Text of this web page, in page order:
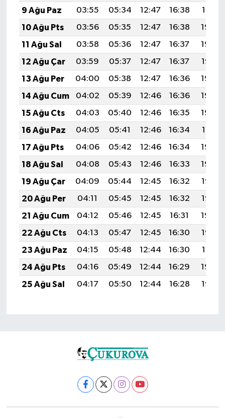
9 Ağu Paz
03:55 05:34 12:47 16:38
19:51
10 Ağu Pts
03:56 05:35 12:47 16:38
19:49
11 Ağu Sal
03:58 05:36 12:47 16:37
19:48
12 Ağu Çar
03:59 05:37 12:47 16:37
19:47
13 Ağu Per
04:00 05:38 12:47 16:36
19:46
14 Ağu Cum
04:02 05:39 12:46 16:36
19:44
15 Ağu Cts
04:03 05:40 12:46 16:35
19:43
16 Ağu Paz
04:05 05:41 12:46 16:34
19:41
17 Ağu Pts
04:06 05:42 12:46 16:34
19:40
18 Ağu Sal
04:08 05:43 12:46 16:33
19:39
19 Ağu Çar
04:09 05:44 12:45 16:32
19:37
20 Ağu Per
04:11 05:45 12:45 16:32
19:36
21 Ağu Cum
04:12 05:46 12:45 16:31
19:34
22 Ağu Cts
04:13 05:47 12:45 16:30
19:33
23 Ağu Paz
04:15 05:48 12:44 16:30
19:31
24 Ağu Pts
04:16 05:49 12:44 16:29
19:30
25 Ağu Sal
04:17 05:50 12:44 16:28 19:28